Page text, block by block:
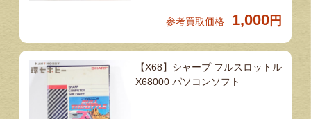
参考買取価格 1,000 円
【X68】シャープ フルスロットル
X68000 パソコンソフト